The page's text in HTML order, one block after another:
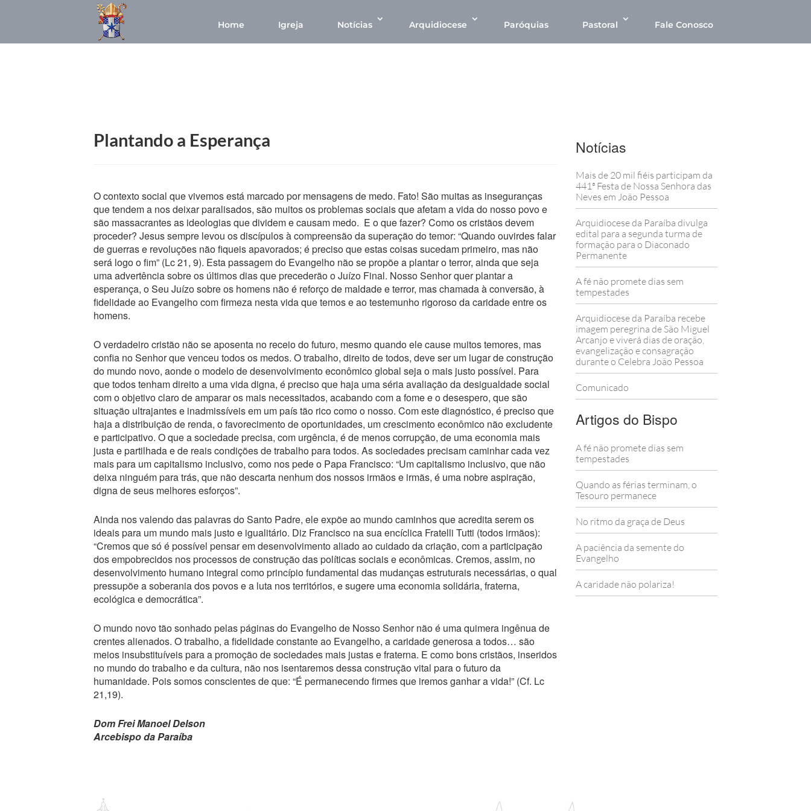
Home Igreja Notícias Arquidiocese Paróquias Pastoral Fale Conosco
Plantando a Esperança
O contexto social que vivemos está marcado por mensagens de medo. Fato! São muitas as inseguranças
que tendem a nos deixar paralisados, são muitos os problemas sociais que afetam a vida do nosso povo e
são massacrantes as ideologias que dividem e causam medo. E o que fazer? Como os cristãos devem
proceder? Jesus sempre levou os discípulos à compreensão da superação do temor: “Quando ouvirdes falar
de guerras e revoluções não fiqueis apavorados; é preciso que estas coisas sucedam primeiro, mas não
será logo o fim” (Lc 21, 9). Esta passagem do Evangelho não se propõe a plantar o terror, ainda que seja
uma advertência sobre os últimos dias que precederão o Juízo Final. Nosso Senhor quer plantar a
esperança, o Seu Juízo sobre os homens não é reforço de maldade e terror, mas chamada à conversão, à
fidelidade ao Evangelho com firmeza nesta vida que temos e ao testemunho rigoroso da caridade entre os
homens.
O verdadeiro cristão não se aposenta no receio do futuro, mesmo quando ele cause muitos temores, mas
confia no Senhor que venceu todos os medos. O trabalho, direito de todos, deve ser um lugar de construção
do mundo novo, aonde o modelo de desenvolvimento econômico global seja o mais justo possível. Para
que todos tenham direito a uma vida digna, é preciso que haja uma séria avaliação da desigualdade social
com o objetivo claro de amparar os mais necessitados, acabando com a fome e o desespero, que são
situação ultrajantes e inadmissíveis em um país tão rico como o nosso. Com este diagnóstico, é preciso que
haja a distribuição de renda, o favorecimento de oportunidades, um crescimento econômico não excludente
e participativo. O que a sociedade precisa, com urgência, é de menos corrupção, de uma economia mais
justa e partilhada e de reais condições de trabalho para todos. As sociedades precisam caminhar cada vez
mais para um capitalismo inclusivo, como nos pede o Papa Francisco: “Um capitalismo inclusivo, que não
deixa ninguém para trás, que não descarta nenhum dos nossos irmãos e irmãs, é uma nobre aspiração,
digna de seus melhores esforços”.
Ainda nos valendo das palavras do Santo Padre, ele expõe ao mundo caminhos que acredita serem os
ideais para um mundo mais justo e igualitário. Diz Francisco na sua encíclica Fratelli Tutti (todos irmãos):
“Cremos que só é possível pensar em desenvolvimento aliado ao cuidado da criação, com a participação
dos empobrecidos nos processos de construção das políticas sociais e econômicas. Cremos, assim, no
desenvolvimento humano integral como princípio fundamental das mudanças estruturais necessárias, o qual
pressupõe a soberania dos povos e a luta nos territórios, e sugere uma economia solidária, fraterna,
ecológica e democrática”.
O mundo novo tão sonhado pelas páginas do Evangelho de Nosso Senhor não é uma quimera ingênua de
crentes alienados. O trabalho, a fidelidade constante ao Evangelho, a caridade generosa a todos… são
meios insubstituíveis para a promoção de sociedades mais justas e fraterna. E como bons cristãos, inseridos
no mundo do trabalho e da cultura, não nos isentaremos dessa construção vital para o futuro da
humanidade. Pois somos conscientes de que: “É permanecendo firmes que iremos ganhar a vida!” (Cf. Lc
21,19).
Dom Frei Manoel Delson
Arcebispo da Paraíba
Notícias
Mais de 20 mil fiéis participam da
441ª Festa de Nossa Senhora das
Neves em João Pessoa
Arquidiocese da Paraíba divulga
edital para a segunda turma de
formação para o Diaconado
Permanente
A fé não promete dias sem
tempestades
Arquidiocese da Paraíba recebe
imagem peregrina de São Miguel
Arcanjo e viverá dias de oração,
evangelização e consagração
durante o Celebra João Pessoa
Comunicado
Artigos do Bispo
A fé não promete dias sem
tempestades
Quando as férias terminam, o
Tesouro permanece
No ritmo da graça de Deus
A paciência da semente do
Evangelho
A caridade não polariza!